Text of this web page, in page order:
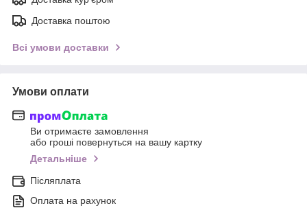
Доставка поштою
Всі умови доставки
Умови оплати
Ви отримаєте замовлення
або гроші повернуться на вашу картку
Детальніше
Післяплата
Оплата на рахунок